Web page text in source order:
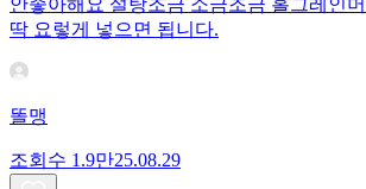
딱 요렇게 넣으면 됩니다.
똘맹
조회수 1.9만25.08.29